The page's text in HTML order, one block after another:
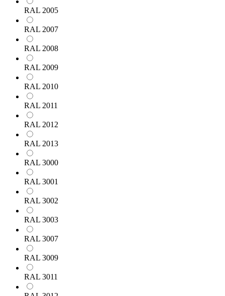
RAL 2005
RAL 2007
RAL 2008
RAL 2009
RAL 2010
RAL 2011
RAL 2012
RAL 2013
RAL 3000
RAL 3001
RAL 3002
RAL 3003
RAL 3007
RAL 3009
RAL 3011